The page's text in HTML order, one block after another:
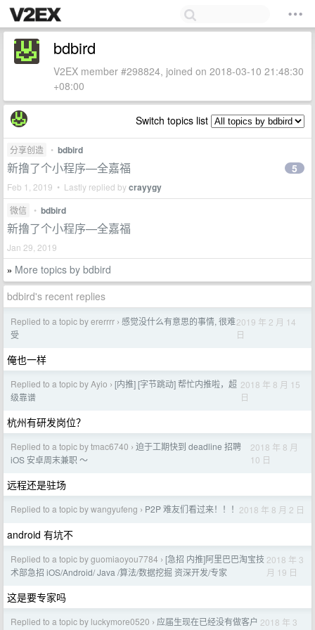
bdbird
V2EX member #298824, joined on 2018-03-10 21:48:30
+08:00
Switch topics list
分享创造 • bdbird
新撸了个小程序—全嘉福
Feb 1, 2019 • Lastly replied bycrayygy
5
微信 • bdbird
新撸了个小程序—全嘉福
Jan 29, 2019
» More topics by bdbird
bdbird's recent replies
Replied to a topic by ererrrr › 感觉没什么有意思的事情, 很难
受
2019 年 2 月 14
日
俺也一样
Replied to a topic by Ayio › [内推] [字节跳动] 帮忙内推啦，超
级靠谱
2018 年 8 月 15
日
杭州有研发岗位？
Replied to a topic by tmac6740 › 迫于工期快到 deadline 招聘
iOS 安卓周末兼职 ～
2018 年 8 月
10 日
远程还是驻场
Replied to a topic by wangyufeng › P2P 难友们看过来！！！ 2018 年 8 月 2 日
android 有坑不
Replied to a topic by guomiaoyou7784 › [急招 内推]阿里巴巴淘宝技
术部急招 iOS/Android/ Java /算法/数据挖掘 资深开发/专家
2018 年 3
月 19 日
这是要专家吗
Replied to a topic by luckymore0520 › 应届生现在已经没有做客户 2018 年 3